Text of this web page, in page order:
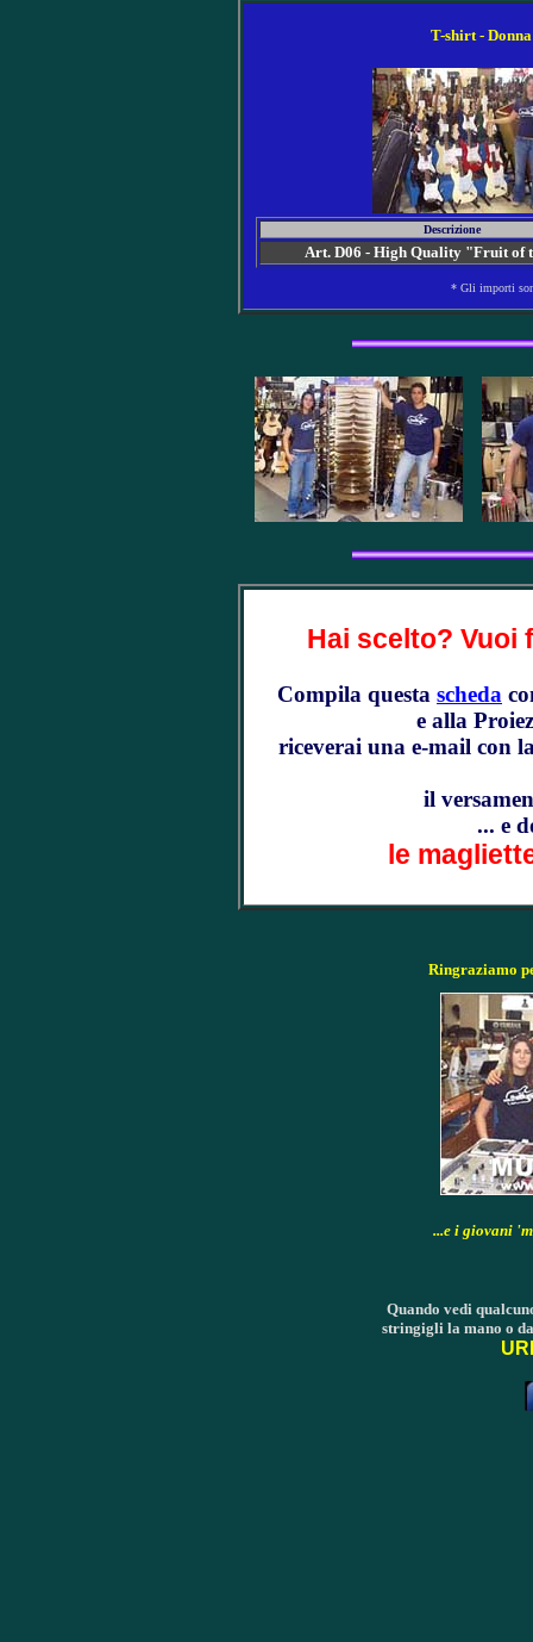
T-shirt -
Descrizione
Art. D06 - High Quality "Fruit of
* Gli importi
Hai scelto? Vuoi
Compila questa scheda
e alla
riceverai una e-mail con
il
... e
le
Ringraziamo
...e i giovani
Quando vedi
stringigli la mano o